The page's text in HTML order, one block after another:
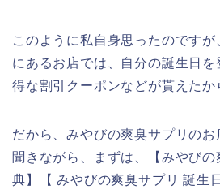
このように私自身思ったのです
にあるお店では、自分の誕生日
得な割引クーポンなどが貰えたか
だから、みやびの爽臭サプリのお
聞きながら、まずは、【みやび
典】【 みやびの爽臭サプリ 誕生